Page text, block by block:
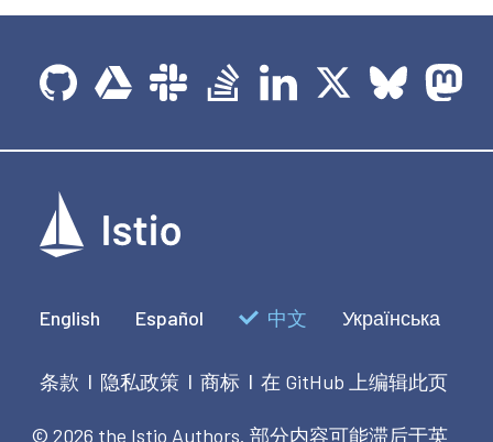
English Español 中文 Українська
条款 | 隐私政策 | 商标 | 在 GitHub 上编辑此页
© 2026 the Istio Authors. 部分内容可能滞后于英